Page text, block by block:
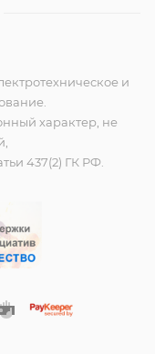
и
характер, не
437(2) ГК РФ.